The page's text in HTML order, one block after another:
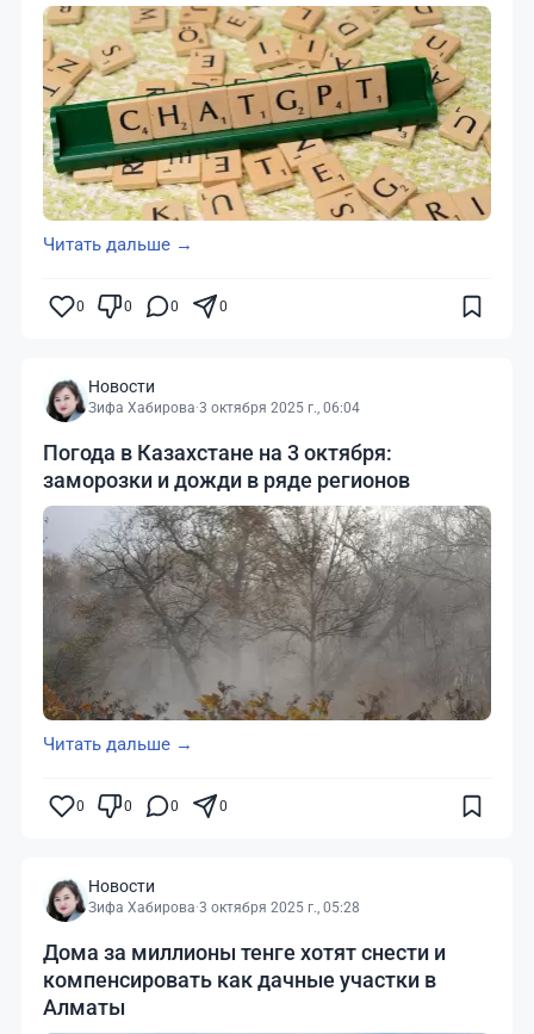
Читать дальше →
0 0 0 0
Новости
Зифа Хабирова·3 октября 2025 г., 06:04
Погода в Казахстане на 3 октября:
заморозки и дожди в ряде регионов
Читать дальше →
0 0 0 0
Новости
Зифа Хабирова·3 октября 2025 г., 05:28
Дома за миллионы тенге хотят снести и
компенсировать как дачные участки в
Алматы